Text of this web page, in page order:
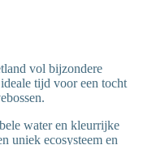
vol bijzondere
tijd voor een tocht
water en kleurrijke
uniek ecosysteem en